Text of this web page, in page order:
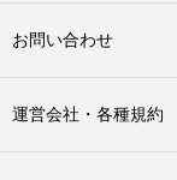
お問い合わせ
運営会社・各種規約